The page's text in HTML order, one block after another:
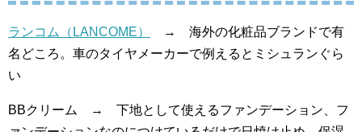
ランコム（LANCOME）
→ 海外の化粧品ブランドで有
名どころ。車のタイヤメーカーで例えるとミシュランぐら
い
BBクリーム → 下地として使えるファンデーション、フ